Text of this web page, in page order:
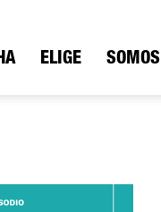
ELIGE SOMOS